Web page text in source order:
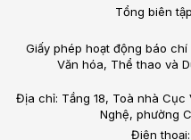
Tổng biên
Giấy phép hoạt động báo
Văn hóa, Thể thao và
Địa chỉ: Tầng 18, Toà nhà Cục
Nghệ, phường
Điện